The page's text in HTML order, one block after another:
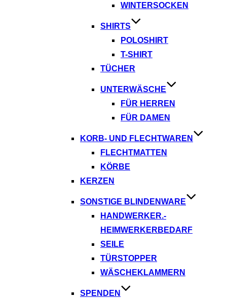
WINTERSOCKEN
SHIRTS
POLOSHIRT
T-SHIRT
TÜCHER
UNTERWÄSCHE
FÜR HERREN
FÜR DAMEN
KORB- UND FLECHTWAREN
FLECHTMATTEN
KÖRBE
KERZEN
SONSTIGE BLINDENWARE
HANDWERKER.-
HEIMWERKERBEDARF
SEILE
TÜRSTOPPER
WÄSCHEKLAMMERN
SPENDEN